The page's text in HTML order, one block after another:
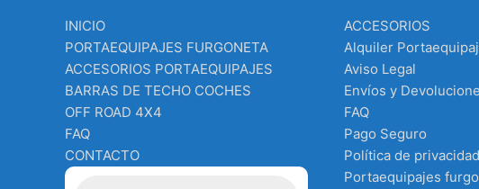
INICIO
PORTAEQUIPAJES FURGONETA
ACCESORIOS PORTAEQUIPAJES
BARRAS DE TECHO COCHES
OFF ROAD 4X4
FAQ
CONTACTO
ACCESORIOS
Alquiler
Aviso Legal
Envíos y
FAQ
Pago Seguro
Política de privacidad
Portaequipajes